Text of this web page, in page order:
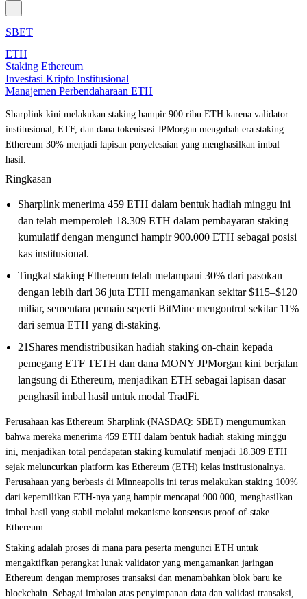
SBET
ETH
Staking Ethereum
Investasi Kripto Institusional
Manajemen Perbendaharaan ETH
Sharplink kini melakukan staking hampir 900 ribu ETH karena validator
institusional, ETF, dan dana tokenisasi JPMorgan mengubah era staking
Ethereum 30% menjadi lapisan penyelesaian yang menghasilkan imbal
hasil.
Ringkasan
Sharplink menerima 459 ETH dalam bentuk hadiah minggu ini
dan telah memperoleh 18.309 ETH dalam pembayaran staking
kumulatif dengan mengunci hampir 900.000 ETH sebagai posisi
kas institusional.
Tingkat staking Ethereum telah melampaui 30% dari pasokan
dengan lebih dari 36 juta ETH mengamankan sekitar $115–$120
miliar, sementara pemain seperti BitMine mengontrol sekitar 11%
dari semua ETH yang di-staking.
21Shares mendistribusikan hadiah staking on-chain kepada
pemegang ETF TETH dan dana MONY JPMorgan kini berjalan
langsung di Ethereum, menjadikan ETH sebagai lapisan dasar
penghasil imbal hasil untuk modal TradFi.
Perusahaan kas Ethereum Sharplink (NASDAQ: SBET) mengumumkan
bahwa mereka menerima 459 ETH dalam bentuk hadiah staking minggu
ini, menjadikan total pendapatan staking kumulatif menjadi 18.309 ETH
sejak meluncurkan platform kas Ethereum (ETH) kelas institusionalnya.
Perusahaan yang berbasis di Minneapolis ini terus melakukan staking 100%
dari kepemilikan ETH-nya yang hampir mencapai 900.000, menghasilkan
imbal hasil yang stabil melalui mekanisme konsensus proof-of-stake
Ethereum.
Staking adalah proses di mana para peserta mengunci ETH untuk
mengaktifkan perangkat lunak validator yang mengamankan jaringan
Ethereum dengan memproses transaksi dan menambahkan blok baru ke
blockchain. Sebagai imbalan atas penyimpanan data dan validasi transaksi,